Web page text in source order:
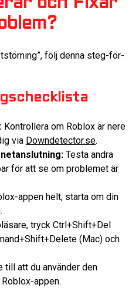
och Fixar
följ denna steg-för-
Kontrollera om Roblox är nere
via Downdetector.se.
Testa andra
för att se om problemet är
appen helt, starta om din
tryck Ctrl+Shift+Del
(Mac) och
till att du använder den
appen.